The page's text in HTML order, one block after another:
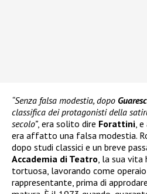
“Senza falsa modestia, dopo
classifica dei protagonisti della
secolo”, era solito dire Forattini ,
era affatto una falsa modestia.
dopo studi classici e un breve
Accademia di Teatro , la sua
tortuosa, lavorando come
rappresentante, prima di